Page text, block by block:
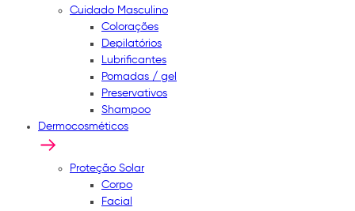
Cuidado Masculino
Colorações
Depilatórios
Lubrificantes
Pomadas / gel
Preservativos
Shampoo
Dermocosméticos
Proteção Solar
Corpo
Facial